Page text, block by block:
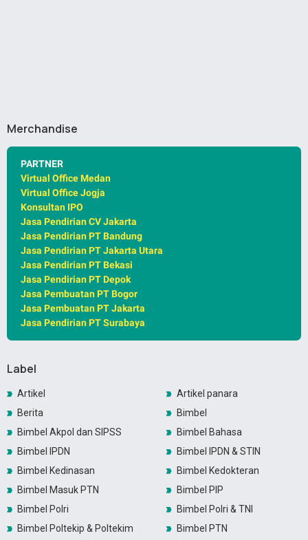
Merchandise
PARTNER
Virtual Office Medan
Virtual Office Jogja
Konsultan IPO
Jasa Pendirian CV Jakarta
Jasa Pendirian PT Bandung
Jasa Pendirian PT Jakarta Utara
Jasa Pendirian PT Bekasi
Jasa Pendirian PT Depok
Jasa Pembuatan PT Bogor
Jasa Pembuatan PT Jakarta
Jasa Pendirian PT Surabaya
Label
Artikel
Artikel panara
Berita
Bimbel
Bimbel Akpol dan SIPSS
Bimbel Bahasa
Bimbel IPDN
Bimbel IPDN & STIN
Bimbel Kedinasan
Bimbel Kedokteran
Bimbel Masuk PTN
Bimbel PIP
Bimbel Polri
Bimbel Polri & TNI
Bimbel Poltekip & Poltekim
Bimbel PTN